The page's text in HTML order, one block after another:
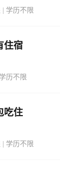
| 学历不限
住宿
历不限
吃住
| 学历不限